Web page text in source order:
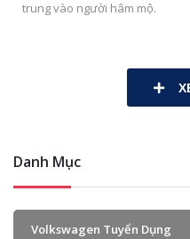
trung vào người hâm mộ.
Danh Mục
Volkswagen Tuyển Dụng